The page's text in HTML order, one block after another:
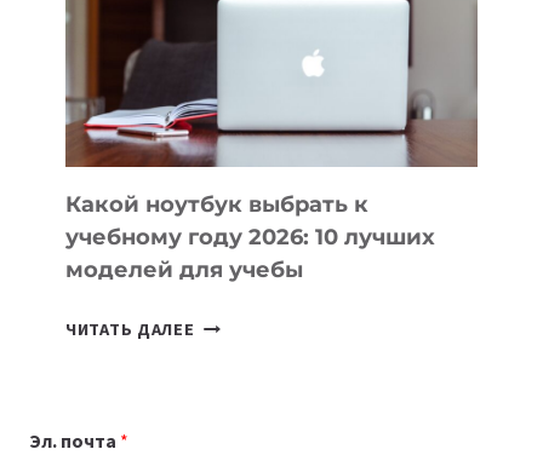
ПОМОГАЮТ
СОЗДАВАТЬ
БЕЗ
СЛОЖНОГО
КОДА
Какой ноутбук выбрать к
учебному году 2026: 10 лучших
моделей для учебы
ЧИТАТЬ ДАЛЕЕ КАКОЙ
Эл. почта *